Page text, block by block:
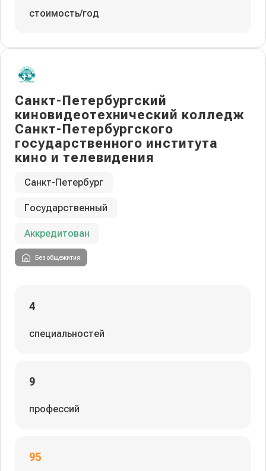
стоимость/год
Санкт-Петербургский
киновидеотехнический колледж
Санкт-Петербургского
государственного института
кино и телевидения
Санкт-Петербург
Государственный
Аккредитован
Без общежития
4
специальностей
9
профессий
95